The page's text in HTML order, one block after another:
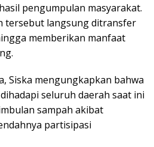
pengumpulan masyarakat.
tersebut langsung ditransfer
memberikan manfaat
Siska mengungkapkan bahwa
seluruh daerah saat ini
sampah akibat
partisipasi